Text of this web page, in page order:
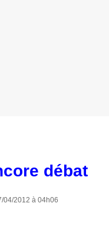
débat
04/2012 à 04h06